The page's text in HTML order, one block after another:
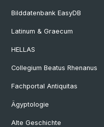
Bilddatenbank EasyDB
Latinum & Graecum
HELLAS
Collegium Beatus Rhenanus
Fachportal Antiquitas
Ägyptologie
Alte Geschichte